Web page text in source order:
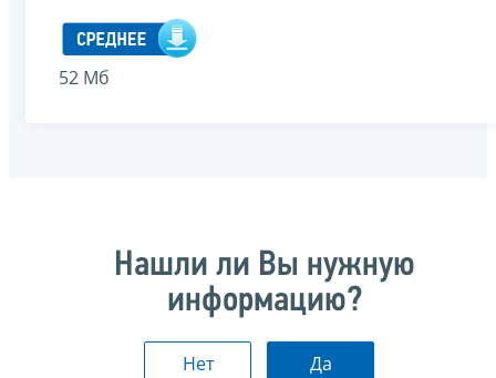
52 Мб
Нашли ли Вы нужную
информацию?
Нет Да